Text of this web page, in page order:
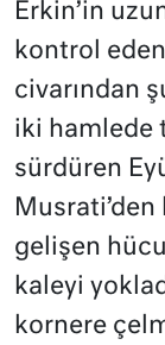
Erkin’in
kontrol
civarından
iki hamlede
sürdüren
Musrati’den
gelişen
kaleyi
kornere